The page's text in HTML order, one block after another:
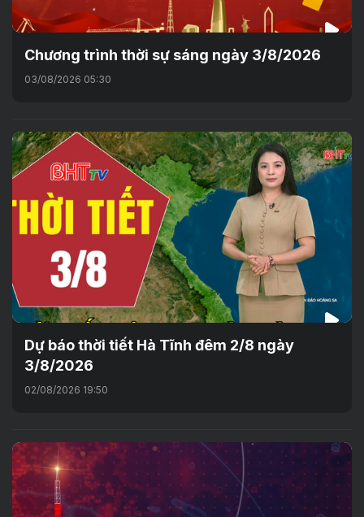
Chương trình thời sự sáng ngày 3/8/2026
03/08/2026 05:30
Dự báo thời tiết Hà Tĩnh đêm 2/8 ngày
3/8/2026
02/08/2026 19:50